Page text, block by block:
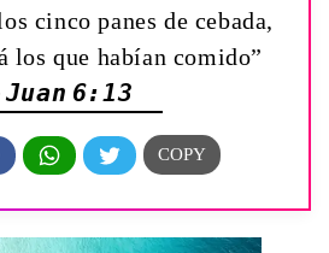
cinco panes de cebada,
los que habían comido”
Juan 6:13